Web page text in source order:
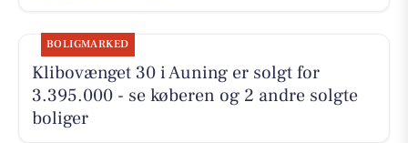
BOLIGMARKED
Klibovænget 30 i Auning er solgt for
3.395.000 - se køberen og 2 andre solgte
boliger